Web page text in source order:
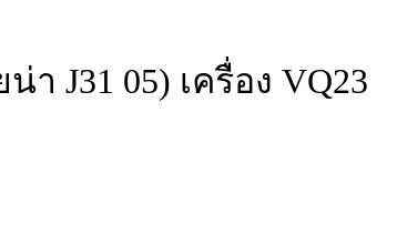
J31 05) เครื่อง VQ23